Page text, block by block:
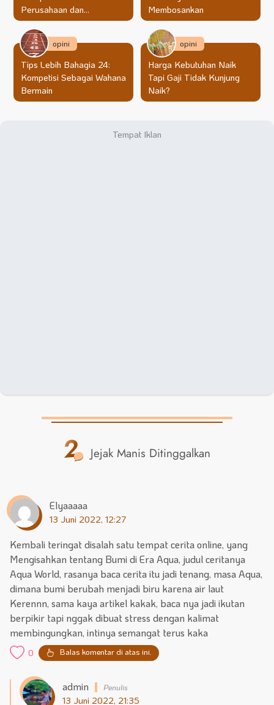
Perusahaan dan
Membuatnya Lebih Baik
Membosankan
Tips Lebih Bahagia 24:
Kompetisi Sebagai Wahana
Bermain
opini
Harga Kebutuhan Naik
Tapi Gaji Tidak Kunjung
Naik?
opini
2 Jejak Manis Ditinggalkan
Elyaaaaa
13 Juni 2022, 12:27
Kembali teringat disalah satu tempat cerita online, yang
Mengisahkan tentang Bumi di Era Aqua, judul ceritanya
Aqua World, rasanya baca cerita itu jadi tenang, masa Aqua,
dimana bumi berubah menjadi biru karena air laut
Kerennn, sama kaya artikel kakak, baca nya jadi ikutan
berpikir tapi nggak dibuat stress dengan kalimat
membingungkan, intinya semangat terus kaka
0 Balas komentar di atas ini.
admin
13 Juni 2022, 21:35